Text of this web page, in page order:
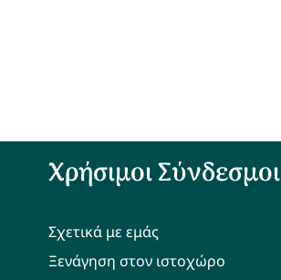
Χρήσιμοι Σύνδεσμοι
Σχετικά με εμάς
Ξενάγηση στον ιστοχώρο